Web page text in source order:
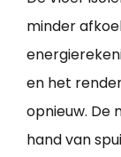
minder
en het
opnieuw. De
hand van